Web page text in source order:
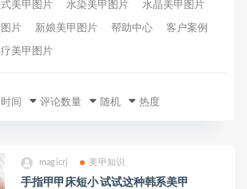
美甲图片 水染美甲图片 水晶美甲图片
片 新娘美甲图片 帮助中心 客户案例
美甲图片
间 评论数量 随机 热度
magicrj 美甲知识
手指甲甲床短小 试试这种韩系美甲